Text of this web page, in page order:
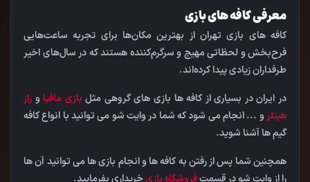
معرفی کافه های بازی
کافه های بازی تهران از بهترین مکان‌ها برای تجربه ساعت‌هایی
فرح‌بخش و لحظاتی مهیج و سرگرم‌کننده هستند که در سال‌های اخیر
طرفداران زیادی پیدا کرده‌اند.
در ایران در بسیاری از کافه ها بازی های گروهی مثل بازی مافیاو راز
هیتلر و ... انجام می شود که شما در وایت شو می توانید با انواع کافه
گیم ها آشنا شوید.
همچنین شما پس از رفتن به کافه ها و انجام بازی ها می توانید آن ها
را از وایت شو در قسمتفروشگاه بازیخریداری بفرمایید.